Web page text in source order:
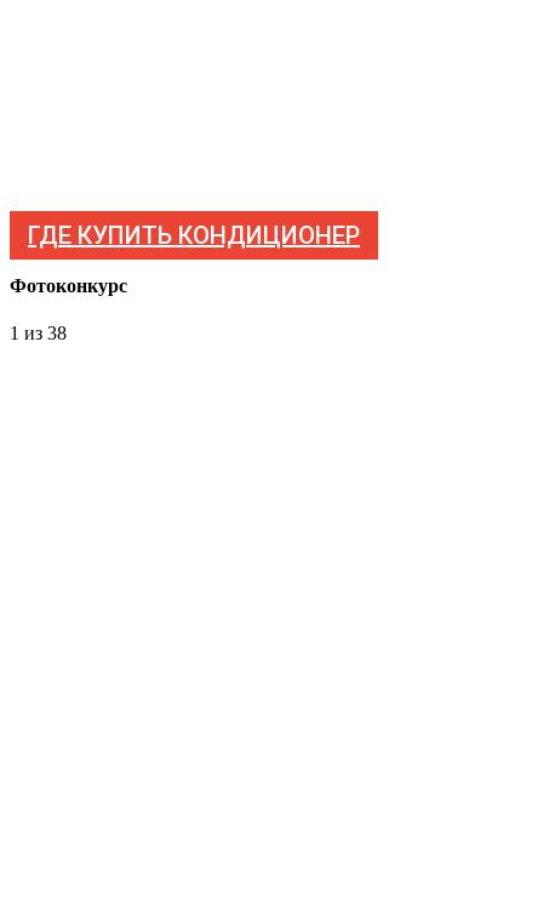
ГДЕ КУПИТЬ КОНДИЦИОНЕР
Фотоконкурс
1 из 38